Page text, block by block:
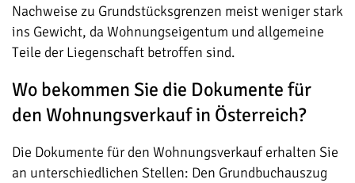
Nachweise zu Grundstücksgrenzen meist weniger stark
ins Gewicht, da Wohnungseigentum und allgemeine
Teile der Liegenschaft betroffen sind.
Wo bekommen Sie die Dokumente für
den Wohnungsverkauf in Österreich?
Die Dokumente für den Wohnungsverkauf erhalten Sie
an unterschiedlichen Stellen: Den Grundbuchauszug